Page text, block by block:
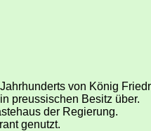
von König
preussischen Besitz über.
der Regierung.
genutzt.